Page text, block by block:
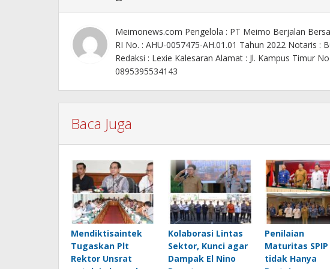
Meimonews.com Pengelola : PT Meimo Berjalan
RI No. : AHU-0057475-AH.01.01 Tahun 2022 Notaris
Redaksi : Lexie Kalesaran Alamat : Jl. Kampus Timur
0895395534143
Baca Juga
Mendiktisaintek
Tugaskan Plt
Rektor Unsrat
Kolaborasi Lintas
Sektor, Kunci agar
Dampak El Nino
Penilaian
Maturitas SPIP
tidak Hanya